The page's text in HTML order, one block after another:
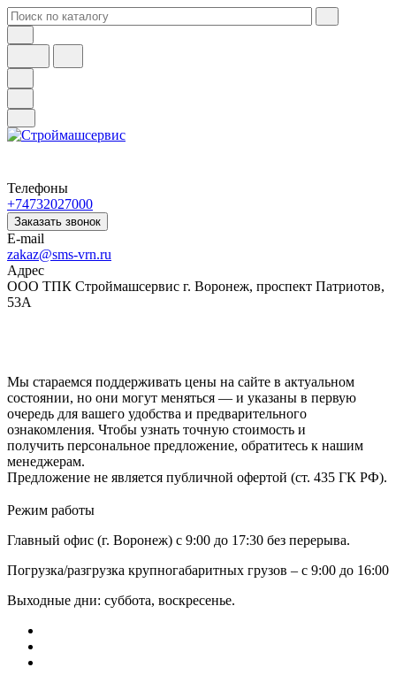
Телефоны
+74732027000
Заказать звонок
E-mail
zakaz@sms-vrn.ru
Адрес
ООО ТПК Строймашсервис г. Воронеж, проспект Патриотов,
53А
Мы стараемся поддерживать цены на сайте в актуальном
состоянии, но они могут меняться — и указаны в первую
очередь для вашего удобства и предварительного
ознакомления. Чтобы узнать точную стоимость и
получить персональное предложение, обратитесь к нашим
менеджерам.
Предложение не является публичной офертой (ст. 435 ГК РФ).
Режим работы
Главный офис (г. Воронеж) с 9:00 до 17:30 без перерыва.
Погрузка/разгрузка крупногабаритных грузов – с 9:00 до 16:00
Выходные дни: суббота, воскресенье.